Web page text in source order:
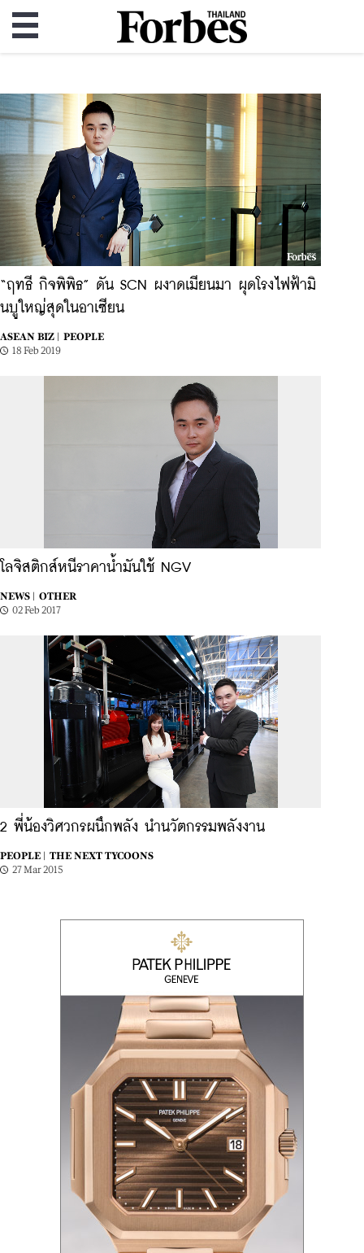
“ฤทธี กิจพิพิธ” ดัน SCN ผงาดเมียนมา ผุดโรงไฟฟ้ามิ
นบูใหญ่สุดในอาเซียน
ASEAN BIZ |
PEOPLE
18 Feb 2019
โลจิสติกส์หนีราคาน้ำมันใช้ NGV
NEWS |
OTHER
02 Feb 2017
2 พี่น้องวิศวกรผนึกพลัง นำนวัตกรรมพลังงาน
PEOPLE |
THE NEXT TYCOONS
27 Mar 2015